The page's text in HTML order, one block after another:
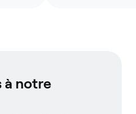
à notre